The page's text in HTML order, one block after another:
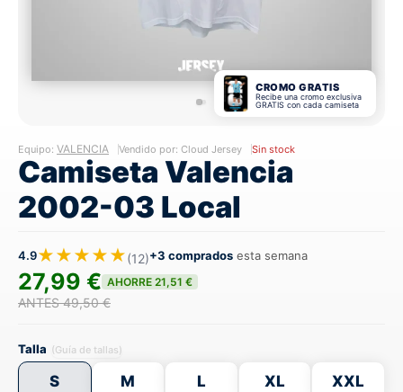
CROMO GRATIS
Recibe una cromo exclusiva
GRATIS con cada camiseta
Equipo: VALENCIA Vendido por: Cloud Jersey Sin stock
Camiseta Valencia
2002-03 Local
4.9★★★★★(12)+3 comprados esta semana
27,99 € AHORRE 21,51 €
ANTES 49,50 €
Talla (Guía de tallas)
S M L XL XXL